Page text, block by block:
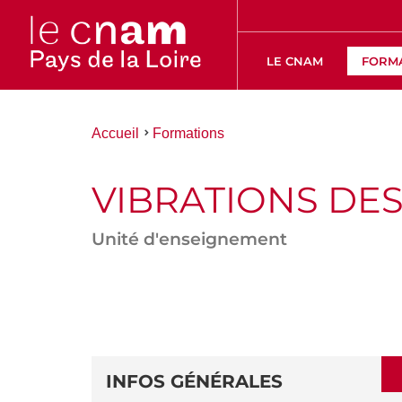
LE CNAM
Vous
Accueil Formations
VIBRATIONS
Unité d'enseignement
DE
DÉTAILS
INFOS GÉNÉRALES